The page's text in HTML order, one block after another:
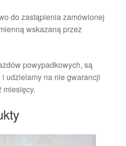
do zastąpienia zamówionej
wskazaną przez
powypadkowych, są
udzielamy na nie gwarancji
miesięcy.